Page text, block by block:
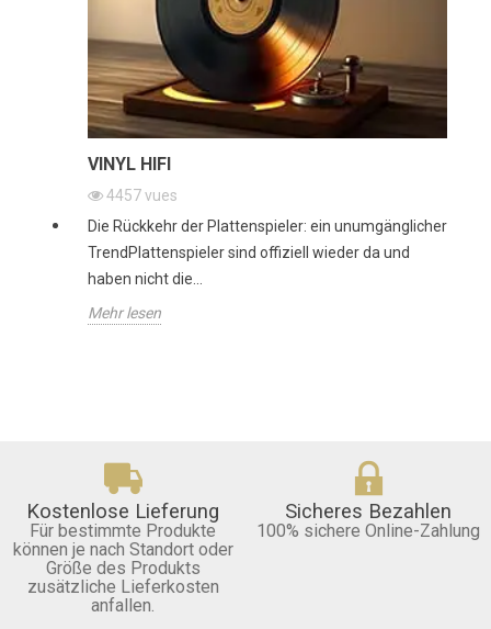
VINYL HIFI
4457vues
Die Rückkehr der Plattenspieler: ein unumgänglicher
TrendPlattenspieler sind offiziell wieder da und
haben nicht die...
Mehr lesen
Kostenlose Lieferung
Für bestimmte Produkte
können je nach Standort oder
Größe des Produkts
zusätzliche Lieferkosten
anfallen.
Sicheres Bezahlen
100% sichere Online-Zahlung